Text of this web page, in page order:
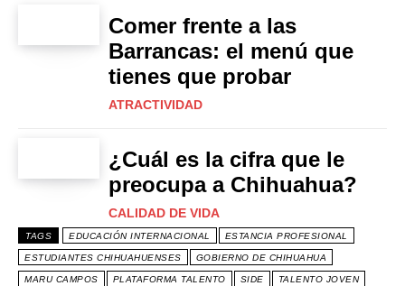
Comer frente a las
Barrancas: el menú que
tienes que probar
ATRACTIVIDAD
¿Cuál es la cifra que le
preocupa a Chihuahua?
CALIDAD DE VIDA
TAGS EDUCACIÓN INTERNACIONAL ESTANCIA PROFESIONAL
ESTUDIANTES CHIHUAHUENSES GOBIERNO DE CHIHUAHUA
MARU CAMPOS PLATAFORMA TALENTO SIDE TALENTO JOVEN